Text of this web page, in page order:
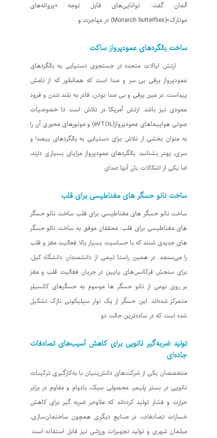
آلمان گفت: توانایی‌های قابل توجه «پروانه‌های
مونارک»(Monarch butterflies) در مهاجرت و
ساخت بالگردهای عمودپرواز ساکت
ارتش ایالات متحده در جستجوی دستیابی به بالگردهای
عمودپرواز برقی بی سر و صدا است که همانطور که از نامش
پیداست، در عین برقی و بی صدا بودن، قادر به بلند شدن و فرود
عمودی نیز باشد. ارتش آمریکا در تلاش است تا خصوصیات
صوتی هواپیماهای عمودپرواز(eVTOL) و موتورهای محوری آن را
به عنوان بخشی از تلاش برای دستیابی به بالگردهای بیصدا و
سری، بهتر بشناسد. بالگردهای عمودپرواز مزایای بسیاری دارند،
اما یکی از اشکالات بارز آنها صدای
ساخت نانو حسگر‌ های مغناطیسی برای قلب
ساخت نانو حسگر‌ های مغناطیسی برای قلب ساخت نانو حسگر‌
های مغناطیسی برای قلب: محققان موفق به ساخت نانو حسگر‌
های جدیدی شدند که با حساسیت بسیار بالا فعالیت مغز و قلب
را می‌سنجد. در همین راستا تیمی از دانشمندان دانشگاه کیل،
برای سنجش فرکانس‌های پایین در جریان فعالیت قلب و مغز
بر روی نوعی از نانو حسگر ها موسوم به حسگرهای کانسیلر
متمرکز شده‌اند. این حسگر از یک نوار سیلیکونی نازک تشکیل
شده است که در ساده‌ترین حالت دو
تولید ضربه‌گیر نانویی برای کاهش آسیب‌های تصادفات
جاده‌ای
متخصصان یکی از شرکت‌های دانش‌بنیان با به‌کارگیری ترکیبات
نانویی در بستر پلیمر، محصولی سبک، بادوام و مقاوم در برابر
حرارت و فشار تولید کرده‌اند که علاوه‌بر ضربه گیر برای کاهش
خسارات تصادفات، در صنایع دیگری همچون ساختمان‌سازی،
مبلمان شهری و تولید تجهیزات ورزشی نیز قابل استفاده است.